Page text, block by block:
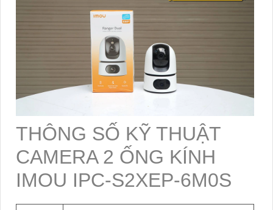
THÔNG SỐ KỸ THUẬT
CAMERA 2 ỐNG KÍNH
IMOU IPC-S2XEP-6M0S